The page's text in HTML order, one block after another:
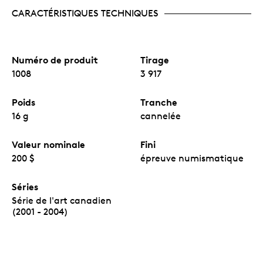
CARACTÉRISTIQUES TECHNIQUES
Numéro de produit
1008
Tirage
3 917
Poids
16 g
Tranche
cannelée
Valeur nominale
200 $
Fini
épreuve numismatique
Séries
Série de l'art canadien
(2001 - 2004)